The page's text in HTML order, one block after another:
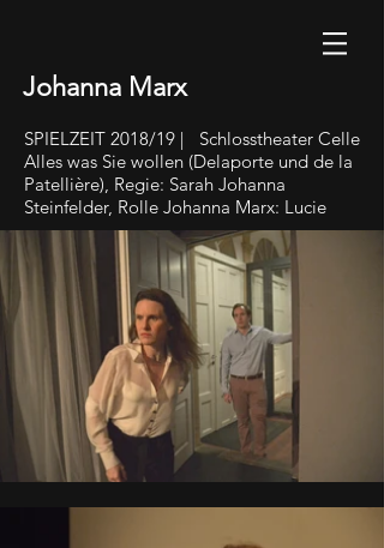
Johanna Marx
SPIELZEIT 2018/19 | Schlosstheater Celle
Alles was Sie wollen (Delaporte und de la
Patellière), Regie: Sarah Johanna
Steinfelder, Rolle Johanna Marx: Lucie